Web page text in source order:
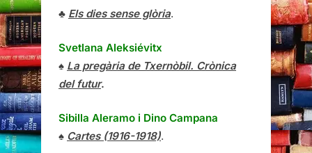
♣ Els dies sense glòria.
Svetlana Aleksiévitx
♠ La pregària de Txernòbil. Crònica
del futur.
Sibilla Aleramo i Dino Campana
♠ Cartes (1916-1918).